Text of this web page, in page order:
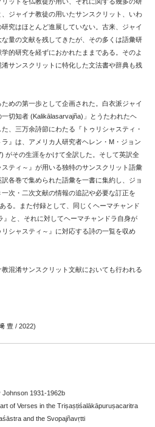
ットを仏教徒が用い、それに関する幾多の研
ジャイナ教徒の用いたサンスクリット、いわ
究はほとんど進展していない。古来、ジャイ
量の文献を残してきたが、その多くは語彙研
的研究を経ずにおかれたままである。そのよ
サンスクリットに特化した文法書や辞典も残
めの第一歩として企画された。白衣派ジャイ
切知者 (Kalikālasarvajña)」とうたわれたヘ
、三万余詩節にわたる『トゥリシャスティ・
』は、アメリカ人研究者ヘレン・M・ジョン
がその生涯をかけて全訳した。そして英訳全
ティ～』が用いる独特のサンスクリット語彙
各巻で集められた語彙を一書に集約し、ジョ
次・二次文献の情報の追記や必要な訂正を
る。また付録として、同じくヘーマチャンド
』と、それに対してヘーマチャンドラ自身が
シャスティ～』に対応する詩の一覧を収め
混淆サンスクリット文献においても行われる
豊 / 2022)
Johnson 1931-1962b
of Verses in the Triṣaṣṭiśalākāpuruṣacaritra
and the Svopajñavṛtti